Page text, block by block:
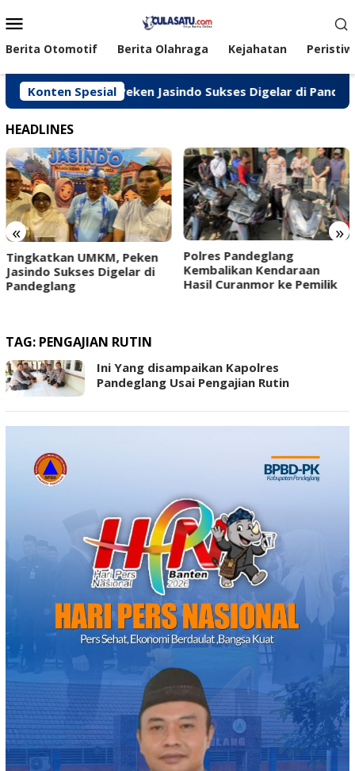
ke
kontenMobile
Berita Otomotif Berita Olahraga Kejahatan
Konten Spesial
UMKM, Peken Jasindo Sukses Digelar di Pandeglang
HEADLINES
« »
‎Polres Pandeglang
Kembalikan Kendaraan
Hasil Curanmor ke Pemilik ‎ ‎
Karang Taruna
Pandeglang Resmi
Wabup Pandeglang
TAG: PENGAJIAN RUTIN
Ini Yang disampaikan Kapolres
Pandeglang Usai Pengajian Rutin